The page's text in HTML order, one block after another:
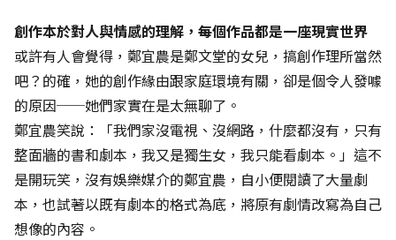
創作本於對人與情感的理解，每個作品都是一座現實世界
或許有人會覺得，鄭宜農是鄭文堂的女兒，搞創作理所當然
吧？的確，她的創作緣由跟家庭環境有關，卻是個令人發噱
的原因──她們家實在是太無聊了。
鄭宜農笑說：「我們家沒電視、沒網路，什麼都沒有，只有
整面牆的書和劇本，我又是獨生女，我只能看劇本。」這不
是開玩笑，沒有娛樂媒介的鄭宜農，自小便閱讀了大量劇
本，也試著以既有劇本的格式為底，將原有劇情改寫為自己
想像的內容。